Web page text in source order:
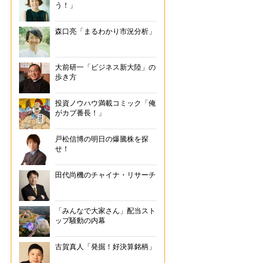
う！」
森口亮「まるわかり市況分析」
大前研一「ビジネス新大陸」の
歩き方
投資ノウハウ満載コミック「俺
がカブ番長！」
戸松信博の明日の爆騰株を探
せ！
田代尚機のチャイナ・リサーチ
「みんなで大家さん」配当スト
ップ騒動の内幕
古賀真人「発掘！好決算銘柄」